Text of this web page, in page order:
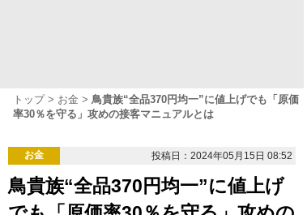
トップ お金
鳥貴族“全品370円均一”に値上げでも「原価
率30％を守る」攻めの接客マニュアルとは
お金 投稿日：2024年05月15日 08:52
鳥貴族“全品370円均一”に値上げ